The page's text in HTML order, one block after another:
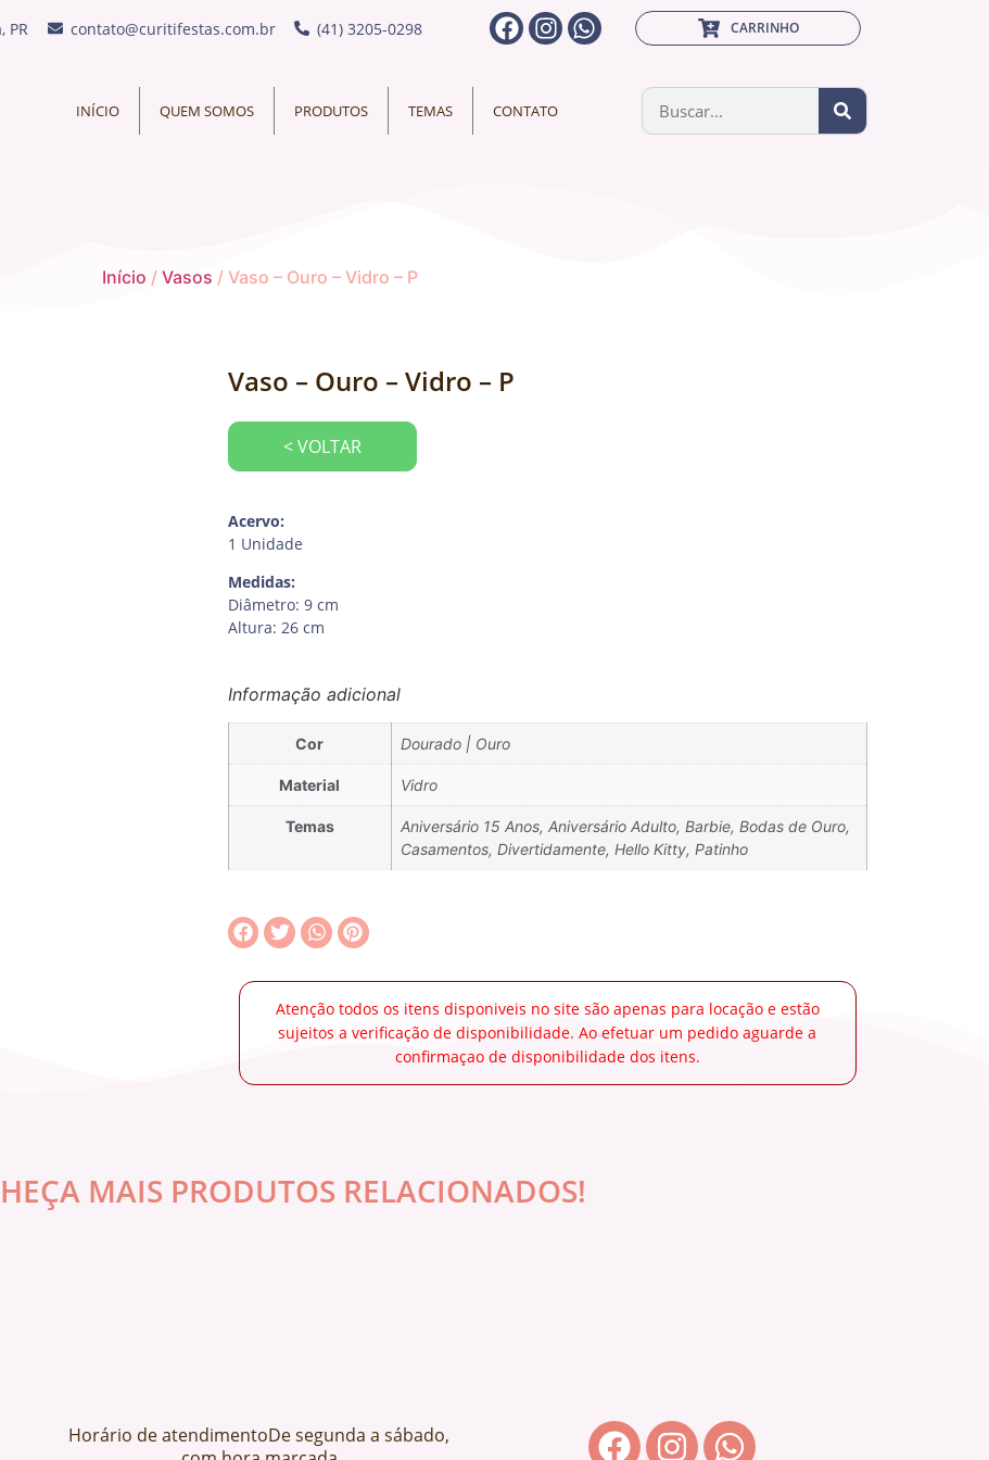
PR contato@curitifestas.com.br (41) 3205-0298 CARRINHO
INÍCIO QUEM SOMOS PRODUTOS TEMAS CONTATO
Início / Vasos / Vaso – Ouro – Vidro – P
Vaso – Ouro – Vidro – P
< VOLTAR
Acervo:
1 Unidade
Medidas:
Diâmetro: 9 cm
Altura: 26 cm
Informação adicional
Cor Dourado | Ouro
Material Vidro
Temas
Aniversário 15 Anos, Aniversário Adulto, Barbie, Bodas de Ouro,
Casamentos, Divertidamente, Hello Kitty, Patinho
Atenção todos os itens disponiveis no site são apenas para locação e estão
sujeitos a verificação de disponibilidade. Ao efetuar um pedido aguarde a
confirmaçao de disponibilidade dos itens.
MAIS PRODUTOS RELACIONADOS!
Horário de atendimentoDe segunda a sábado,